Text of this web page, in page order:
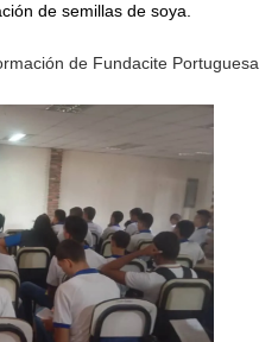
de semillas de soya.
de Fundacite Portuguesa